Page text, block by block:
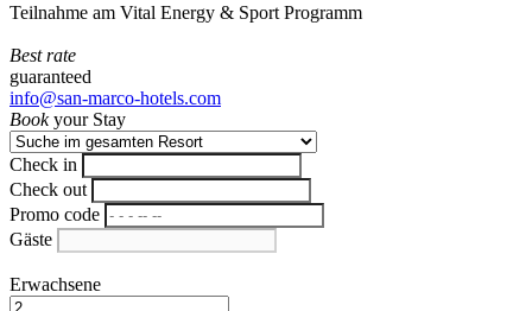
Teilnahme am Vital Energy & Sport Programm
Best rate
guaranteed
info@san-marco-hotels.com
Bookyour Stay
Check in
Check out
Promo code
Gäste
Erwachsene